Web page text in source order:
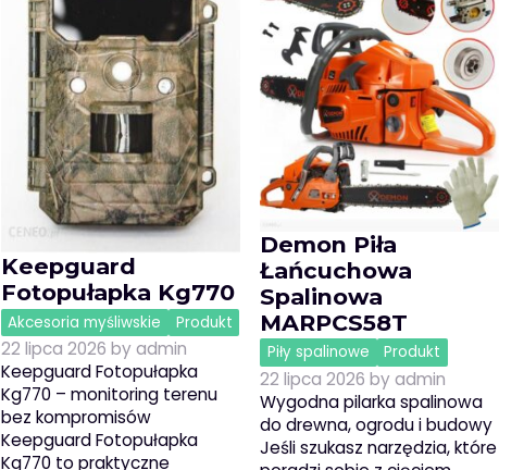
Keepguard
Fotopułapka Kg770
Akcesoria myśliwskie Produkt
22 lipca 2026 byadmin
Keepguard Fotopułapka
Kg770 – monitoring terenu
bez kompromisów
Keepguard Fotopułapka
Kg770 to praktyczne
Demon Piła
Łańcuchowa
Spalinowa
MARPCS58T
Piły spalinowe Produkt
22 lipca 2026 byadmin
Wygodna pilarka spalinowa
do drewna, ogrodu i budowy
Jeśli szukasz narzędzia, które